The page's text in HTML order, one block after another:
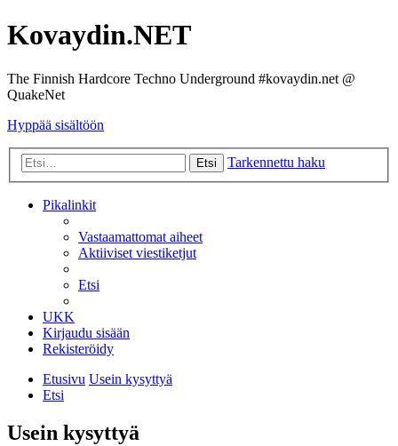
Kovaydin.NET
The Finnish Hardcore Techno Underground #kovaydin.net @
QuakeNet
Hyppää sisältöön
Etsi Tarkennettu haku
Pikalinkit
Vastaamattomat aiheet
Aktiiviset viestiketjut
Etsi
UKK
Kirjaudu sisään
Rekisteröidy
Etusivu Usein kysyttyä
Etsi
Usein kysyttyä